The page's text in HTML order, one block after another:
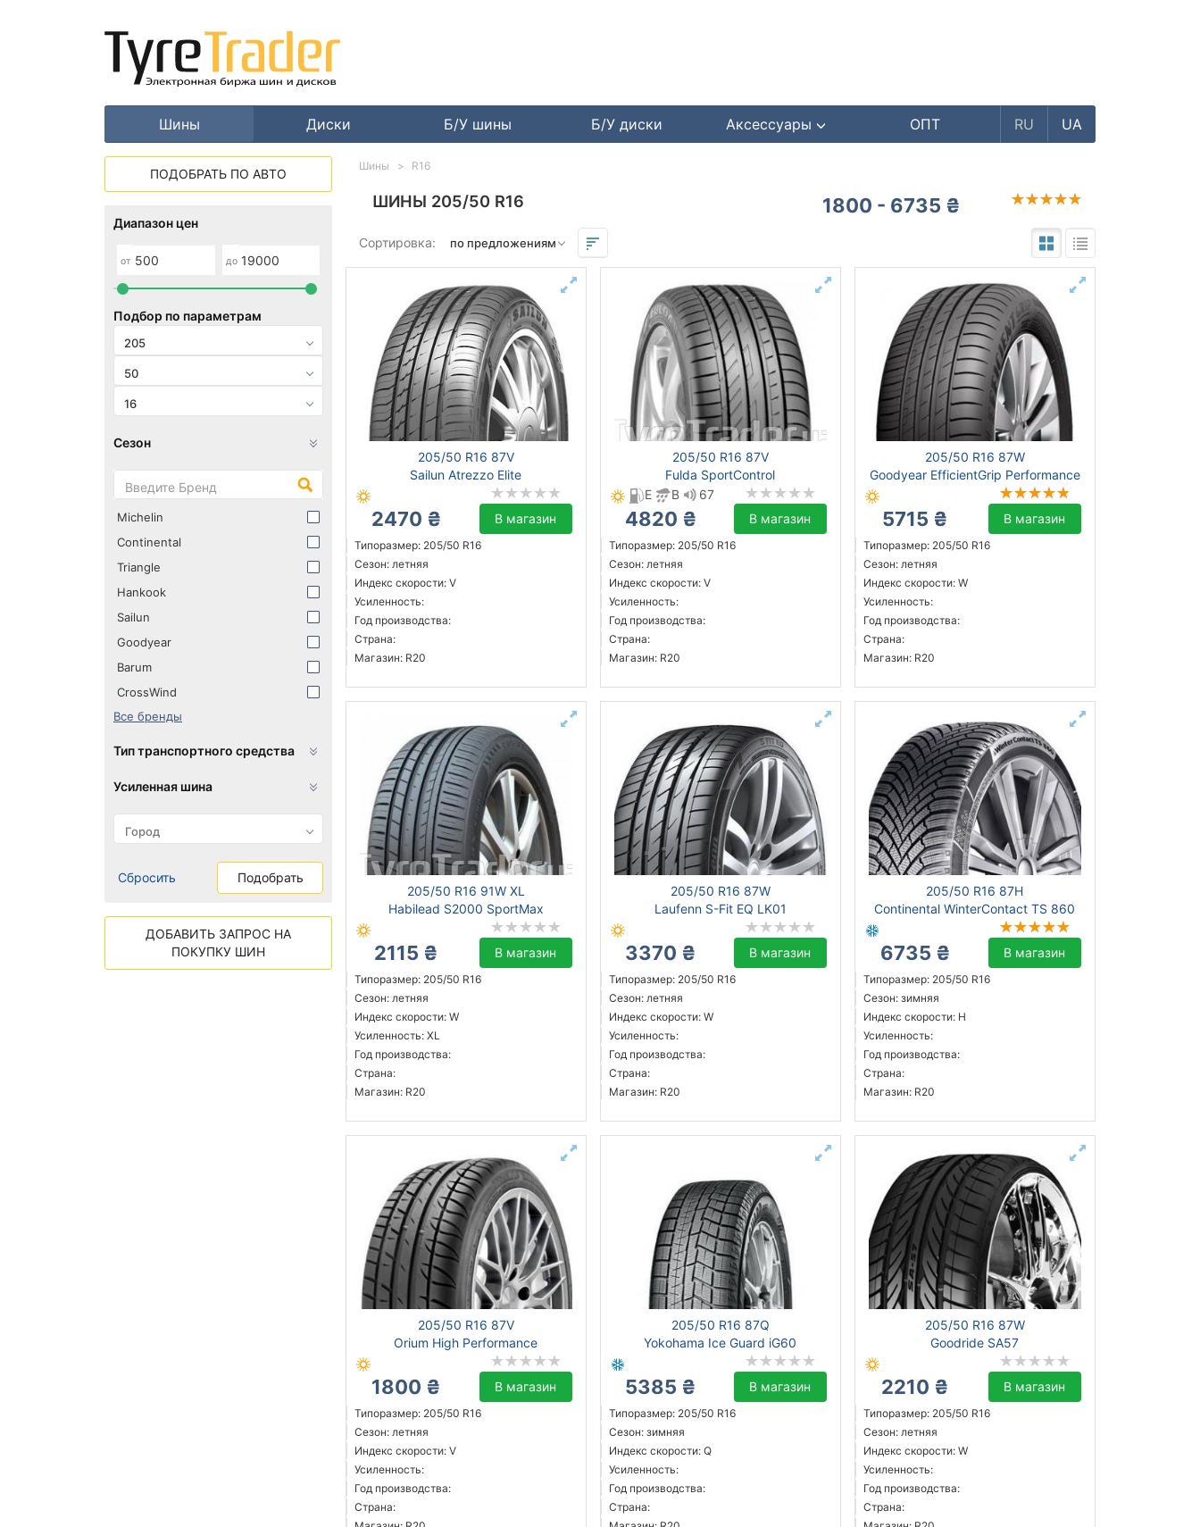
Шины Диски Б/У шины Б/У диски Аксессуары ОПТ RU UA
ШИНЫ 205/50 R16 1800 - 6735 ₴
Сортировка:
205/50 R16 87V
Sailun Atrezzo Elite
2470 ₴ В магазин
Типоразмер: 205/50 R16
Сезон: летняя
Индекс скорости: V
Усиленность:
Год производства:
Страна:
Магазин: R20
205/50 R16 87V
Fulda SportControl
E
B 67
4820 ₴ В магазин
Типоразмер: 205/50 R16
Сезон: летняя
Индекс скорости: V
Усиленность:
Год производства:
Страна:
Магазин: R20
205/50 R16 87W
Goodyear EfficientGrip Performance
5715 ₴ В магазин
Типоразмер: 205/50 R16
Сезон: летняя
Индекс скорости: W
Усиленность:
Год производства:
Страна:
Магазин: R20
205/50 R16 91W XL
Habilead S2000 SportMax
2115 ₴ В магазин
Типоразмер: 205/50 R16
Сезон: летняя
Индекс скорости: W
Усиленность: XL
Год производства:
Страна:
Магазин: R20
205/50 R16 87W
Laufenn S-Fit EQ LK01
3370 ₴ В магазин
Типоразмер: 205/50 R16
Сезон: летняя
Индекс скорости: W
Усиленность:
Год производства:
Страна:
Магазин: R20
205/50 R16 87H
Continental WinterContact TS 860
6735 ₴ В магазин
Типоразмер: 205/50 R16
Сезон: зимняя
Индекс скорости: H
Усиленность:
Год производства:
Страна:
Магазин: R20
205/50 R16 87V
Orium High Performance
1800 ₴ В магазин
Типоразмер: 205/50 R16
Сезон: летняя
Индекс скорости: V
Усиленность:
Год производства:
Страна:
205/50 R16 87Q
Yokohama Ice Guard iG60
5385 ₴ В магазин
Типоразмер: 205/50 R16
Сезон: зимняя
Индекс скорости: Q
Усиленность:
Год производства:
Страна:
205/50 R16 87W
Goodride SA57
2210 ₴ В магазин
Типоразмер: 205/50 R16
Сезон: летняя
Индекс скорости: W
Усиленность:
Год производства:
Страна:
Шины R16
ПОДОБРАТЬ ПО АВТО
Диапазон цен
от до
Подбор по параметрам
205
50
16
Сезон
Michelin
Continental
Triangle
Hankook
Sailun
Goodyear
Barum
CrossWind
Все бренды
Тип транспортного средства
Усиленная шина
Сбросить Подобрать
ДОБАВИТЬ ЗАПРОС НА
ПОКУПКУ ШИН